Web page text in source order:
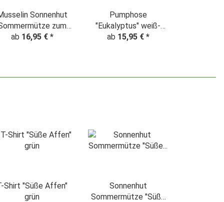
Sonnenhut
zum
altmint
ab 16,95 € *
Pumphose
"Eukalyptus" weiß-
altmint
ab 15,95 € *
"Süße Affen"
grün
Sonnenhut
Sommermütze "Süße